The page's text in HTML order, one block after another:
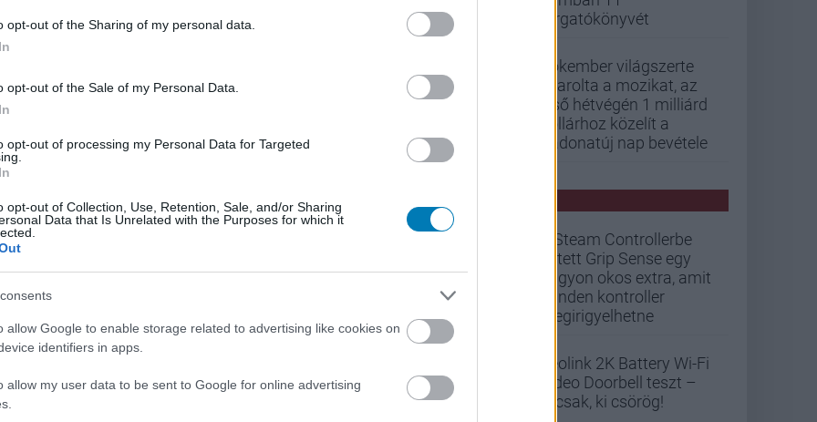
opt-out of the Sharing of my personal data.
opt-out of the Sale of my Personal Data.
opt-out of processing my Personal Data for Targeted
opt-out of Collection, Use, Retention, Sale, and/or Sharing
Data that Is Unrelated with the Purposes for which it
allow Google to enable storage related to advertising like cookies on
identifiers in apps.
allow my user data to be sent to Google for online advertising
jegyértékesítés és a rajongói érdeklődés erős, és a
hogy a közönség kíváncsian várja a filmet, és
a felmerült problémákat. Összességében az
várakozások vegyesek. Bár a stáb és a színészek
és a rajongók aggodalmai arra utalnak, hogy a
forgatókönyvét
Pókember világszerte
letarolta a mozikat, az
első hétvégén 1 milliárd
dollárhoz közelít a
Vadonatúj nap bevétele
A Steam Controllerbe
rejtett Grip Sense egy
nagyon okos extra, amit
minden kontroller
megirigyelhetne
Reolink 2K Battery Wi-Fi
Video Doorbell teszt –
Nicsak, ki csörög!